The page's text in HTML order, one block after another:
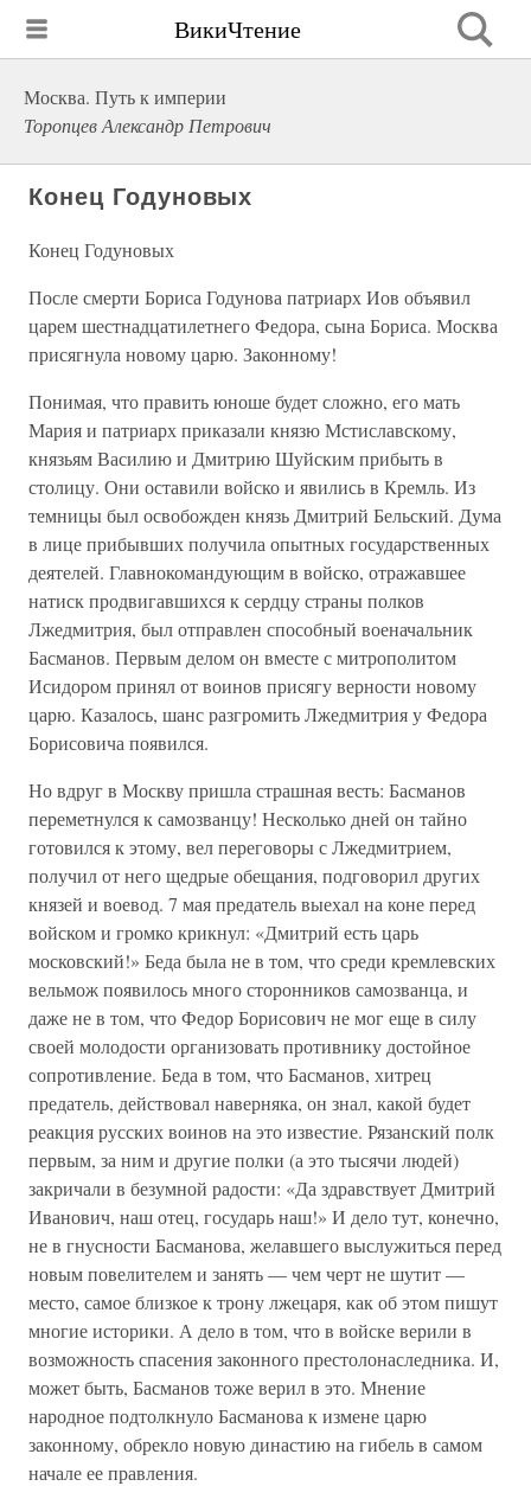
ВикиЧтение
Москва. Путь к империи
Торопцев Александр Петрович
Конец Годуновых
Конец Годуновых
После смерти Бориса Годунова патриарх Иов объявил
царем шестнадцатилетнего Федора, сына Бориса. Москва
присягнула новому царю. Законному!
Понимая, что править юноше будет сложно, его мать
Мария и патриарх приказали князю Мстиславскому,
князьям Василию и Дмитрию Шуйским прибыть в
столицу. Они оставили войско и явились в Кремль. Из
темницы был освобожден князь Дмитрий Бельский. Дума
в лице прибывших получила опытных государственных
деятелей. Главнокомандующим в войско, отражавшее
натиск продвигавшихся к сердцу страны полков
Лжедмитрия, был отправлен способный военачальник
Басманов. Первым делом он вместе с митрополитом
Исидором принял от воинов присягу верности новому
царю. Казалось, шанс разгромить Лжедмитрия у Федора
Борисовича появился.
Но вдруг в Москву пришла страшная весть: Басманов
переметнулся к самозванцу! Несколько дней он тайно
готовился к этому, вел переговоры с Лжедмитрием,
получил от него щедрые обещания, подговорил других
князей и воевод. 7 мая предатель выехал на коне перед
войском и громко крикнул: «Дмитрий есть царь
московский!» Беда была не в том, что среди кремлевских
вельмож появилось много сторонников самозванца, и
даже не в том, что Федор Борисович не мог еще в силу
своей молодости организовать противнику достойное
сопротивление. Беда в том, что Басманов, хитрец
предатель, действовал наверняка, он знал, какой будет
реакция русских воинов на это известие. Рязанский полк
первым, за ним и другие полки (а это тысячи людей)
закричали в безумной радости: «Да здравствует Дмитрий
Иванович, наш отец, государь наш!» И дело тут, конечно,
не в гнусности Басманова, желавшего выслужиться перед
новым повелителем и занять — чем черт не шутит —
место, самое близкое к трону лжецаря, как об этом пишут
многие историки. А дело в том, что в войске верили в
возможность спасения законного престолонаследника. И,
может быть, Басманов тоже верил в это. Мнение
народное подтолкнуло Басманова к измене царю
законному, обрекло новую династию на гибель в самом
начале ее правления.